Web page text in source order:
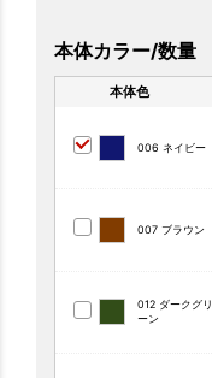
本体カラー/数量
本体色
006 ネイビー
007 ブラウン
012 ダークグリ
ーン